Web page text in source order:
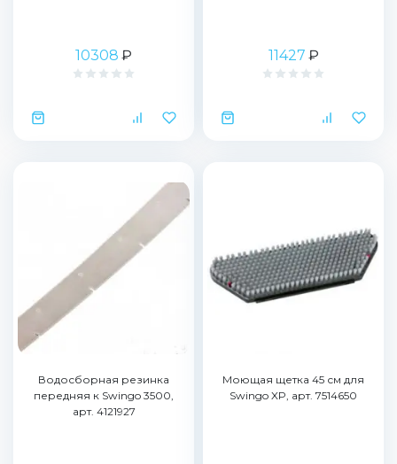
10308 ₽ 11427 ₽
Водосборная резинка
передняя к Swingo 3500,
арт. 4121927
Моющая щетка 45 см для
Swingo XP, арт. 7514650